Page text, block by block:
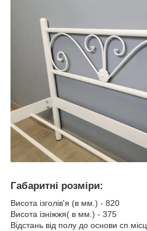
Габаритні розміри:
Висота ізголів'я (в мм.) - 820
Висота ізніжжя( в мм.) - 375
Відстань від полу до основи